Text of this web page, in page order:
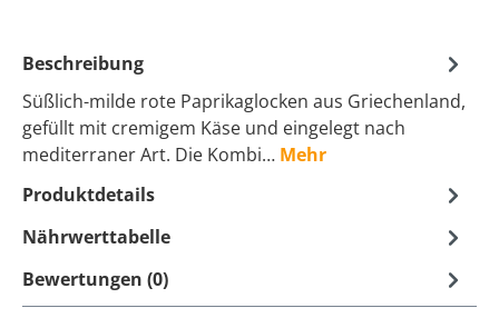
Beschreibung
Süßlich-milde rote Paprikaglocken aus Griechenland,
gefüllt mit cremigem Käse und eingelegt nach
mediterraner Art. Die Kombi… Mehr
Produktdetails
Nährwerttabelle
Bewertungen (0)